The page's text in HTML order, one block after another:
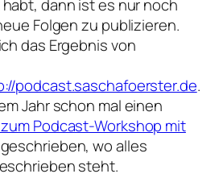
dann ist es nur noch
Folgen zu publizieren.
das Ergebnis von
podcast.saschafoerster.de.
Jahr schon mal einen
Podcast-Workshop mit
wo alles
steht.